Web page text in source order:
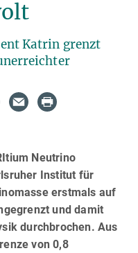
Katrin grenzt
Neutrino
Institut für
erstmals auf
und damit
durchbrochen. Aus
von 0,8